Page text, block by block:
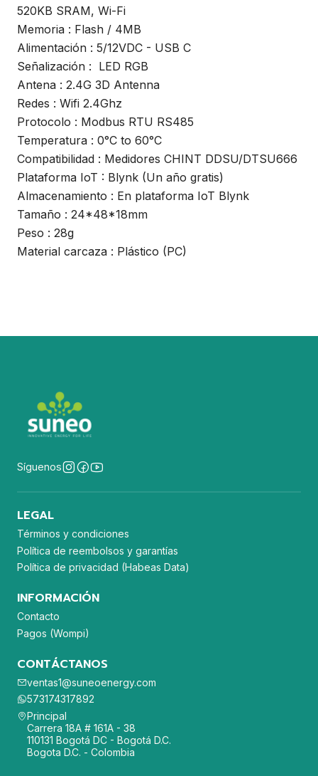
520KB SRAM, Wi-Fi
Memoria : Flash / 4MB
Alimentación : 5/12VDC - USB C
Señalización : LED RGB
Antena : 2.4G 3D Antenna
Redes : Wifi 2.4Ghz
Protocolo : Modbus RTU RS485
Temperatura : 0°C to 60°C
Compatibilidad : Medidores CHINT DDSU/DTSU666
Plataforma IoT : Blynk (Un año gratis)
Almacenamiento : En plataforma IoT Blynk
Tamaño : 24*48*18mm
Peso : 28g
Material carcaza : Plástico (PC)
Síguenos
LEGAL
Términos y condiciones
Política de reembolsos y garantías
Política de privacidad (Habeas Data)
INFORMACIÓN
Contacto
Pagos (Wompi)
CONTÁCTANOS
ventas1@suneoenergy.com
573174317892
Principal
Carrera 18A # 161A - 38
110131 Bogotá DC - Bogotá D.C.
Bogota D.C. - Colombia